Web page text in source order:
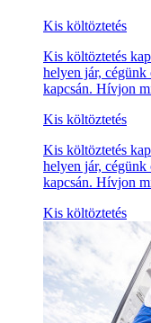
Kis költöztetés
Kis költöztetés
helyen jár,
kapcsán. Hívjon
Kis költöztetés
Kis költöztetés
helyen jár,
kapcsán. Hívjon
Kis költöztetés